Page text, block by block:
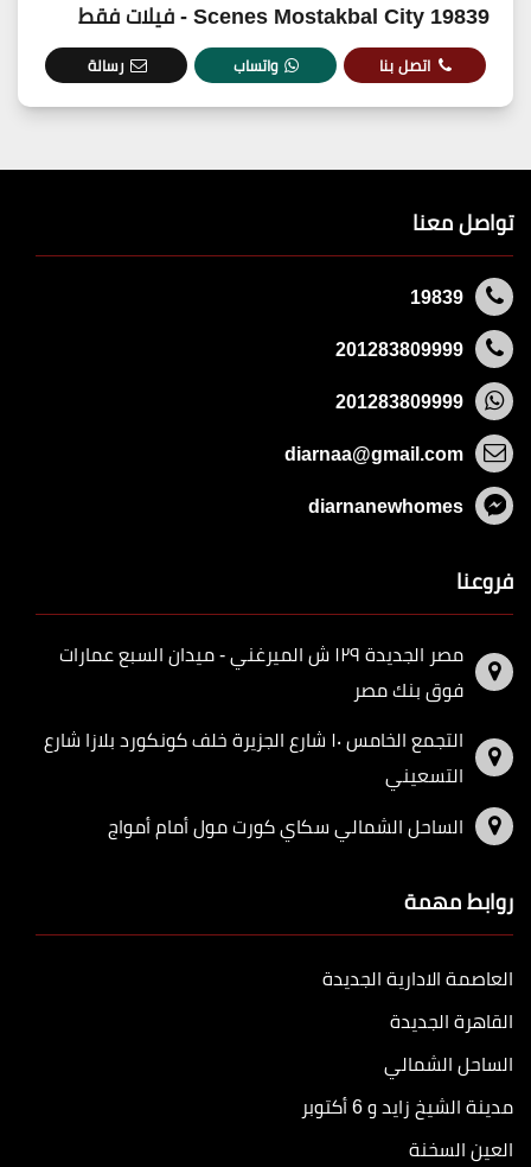
19839 Scenes Mostakbal City - فيلات فقط
اتصل بنا واتساب رسالة
تواصل معنا
19839
201283809999
201283809999
diarnaa@gmail.com
diarnanewhomes
فروعنا
مصر الجديدة ١٢٩ ش الميرغني - ميدان السبع عمارات
فوق بنك مصر
التجمع الخامس ١٠ شارع الجزيرة خلف كونكورد بلازا شارع
التسعيني
الساحل الشمالي سكاي كورت مول أمام أمواج
روابط مهمة
العاصمة الادارية الجديدة
القاهرة الجديدة
الساحل الشمالي
مدينة الشيخ زايد و 6 أكتوبر
العين السخنة